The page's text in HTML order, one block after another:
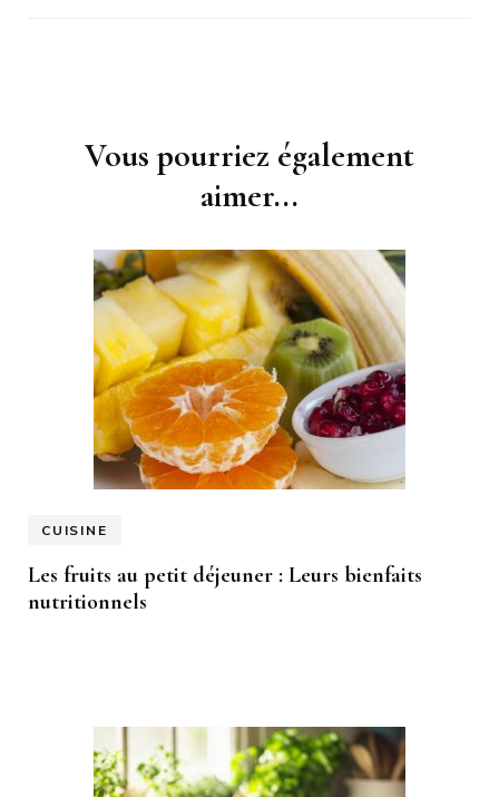
Navigation
Vous pourriez également
aimer...
CUISINE
Les fruits au petit déjeuner : Leurs bienfaits
nutritionnels